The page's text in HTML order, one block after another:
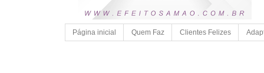
Página inicial Quem Faz Clientes Felizes